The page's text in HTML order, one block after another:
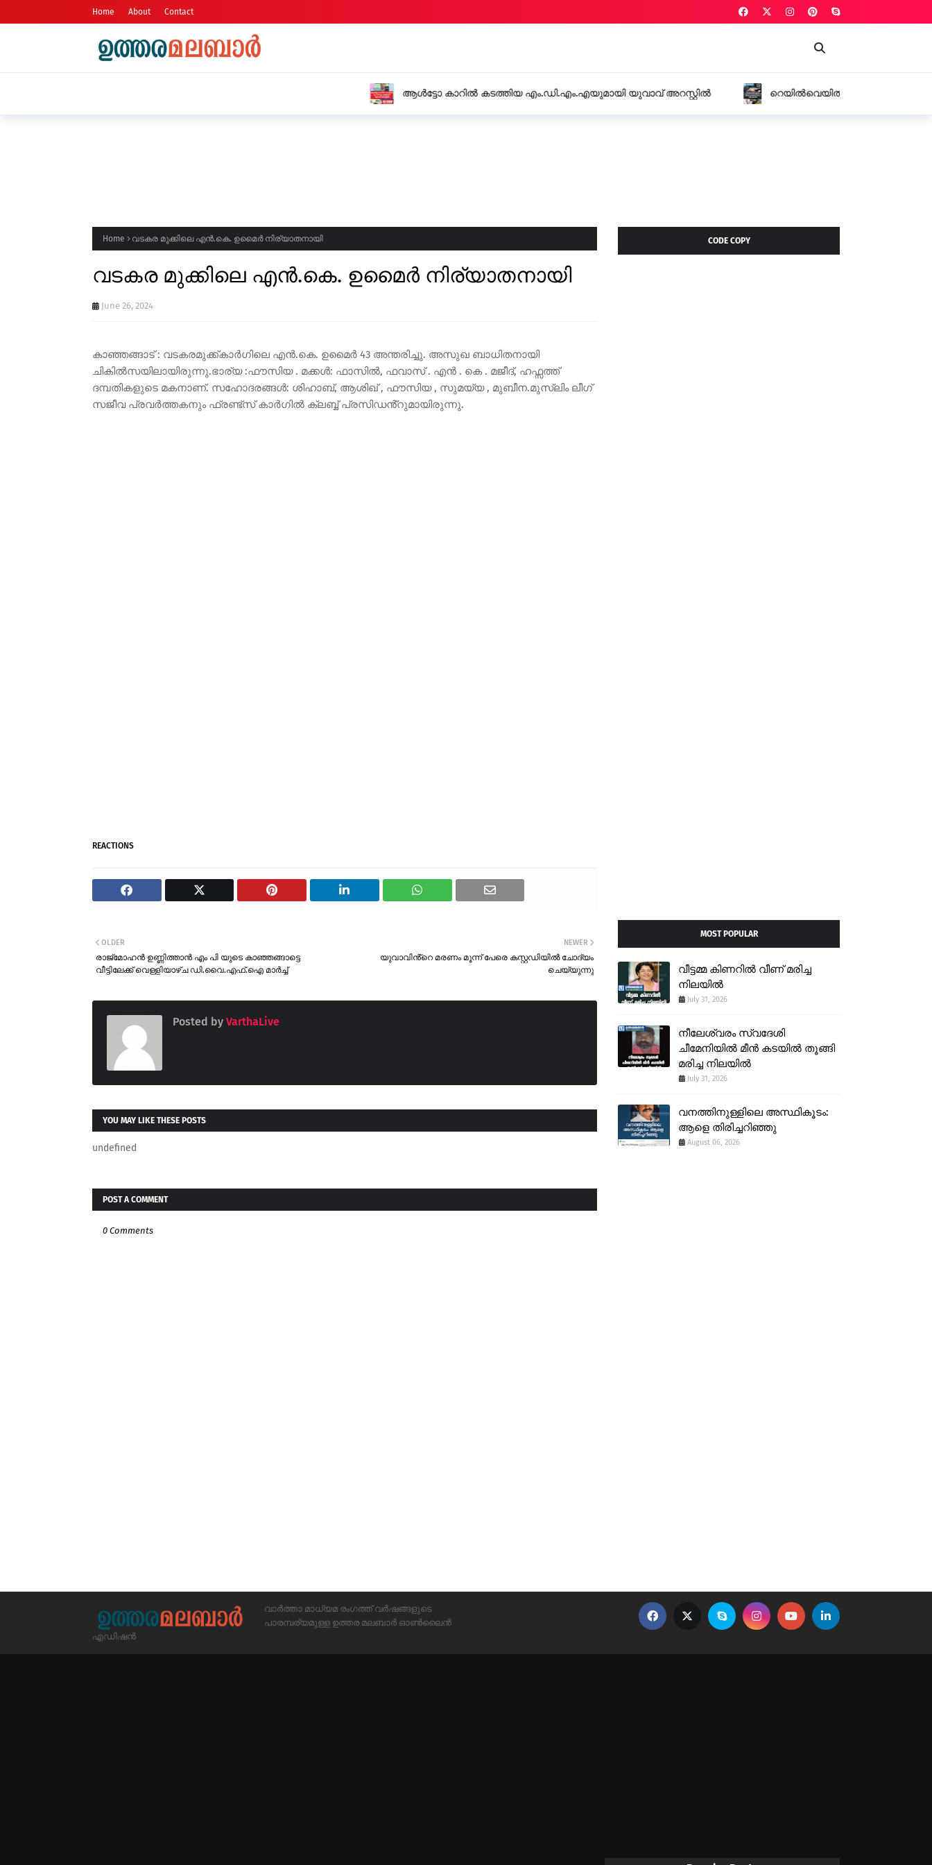
Home About Contact
ആൾട്ടോ കാറിൽ കടത്തിയ എം.ഡി.എം.എയുമായി യുവാവ് അറസ്റ്റിൽ
റെയിൽവെയിൽ സ്റ്റേഷൻ മാസ്റ്ററായി ജോലി നൽകാമെന്ന് പറഞ്ഞ്
Home വടകര മുക്കിലെ എൻ.കെ. ഉമൈർ നിര്യാതനായി
വടകര മുക്കിലെ എൻ.കെ. ഉമൈർ നിര്യാതനായി
June 26, 2024
കാഞ്ഞങ്ങാട് : വടകരമുക്ക്കാർഗിലെ എൻ.കെ. ഉമൈർ 43 അന്തരിച്ചു. അസുഖ ബാധിതനായി
ചികിൽസയിലായിരുന്നു.ഭാര്യ :ഫൗസിയ . മക്കൾ: ഫാസിൽ, ഫവാസ് . എൻ . കെ . മജീദ്, ഹഫ്സത്ത്
ദമ്പതികളുടെ മകനാണ്. സഹോദരങ്ങൾ: ശിഹാബ്, ആശിഖ് , ഫൗസിയ , സുമയ്യ , മുബീന.മുസ്ലിം ലീഗ്
സജീവ പ്രവർത്തകനും ഫ്രണ്ട്സ് കാർഗിൽ ക്ലബ്ബ് പ്രസിഡൻ്റുമായിരുന്നു.
REACTIONS
NEWER
യുവാവിൻ്റെ മരണം മൂന്ന് പേരെ കസ്റ്റഡിയിൽ ചോദ്യം
ചെയ്യുന്നു
OLDER
രാജ്മോഹൻ ഉണ്ണിത്താൻ എം പി യുടെ കാഞ്ഞങ്ങാട്ടെ
വീട്ടിലേക്ക് വെള്ളിയാഴ്ച ഡി.വൈ.എഫ്.ഐ മാർച്ച്
Posted by VarthaLive
YOU MAY LIKE THESE POSTS
undefined
POST A COMMENT
0 Comments
CODE COPY
MOST POPULAR
വീട്ടമ്മ കിണറിൽ വീണ് മരിച്ച
നിലയിൽ
July 31, 2026
നീലേശ്വരം സ്വദേശി
ചീമേനിയിൽ മീൻ കടയിൽ തൂങ്ങി
മരിച്ച നിലയിൽ
July 31, 2026
വനത്തിനുള്ളിലെ അസ്ഥികൂടം:
ആളെ തിരിച്ചറിഞ്ഞു
August 06, 2026
വാർത്താ മാധ്യമ രംഗത്ത് വർഷങ്ങളുടെ
പാരമ്പര്യമുള്ള ഉത്തര മലബാർ ഓൺലൈൻ
എഡിഷൻ